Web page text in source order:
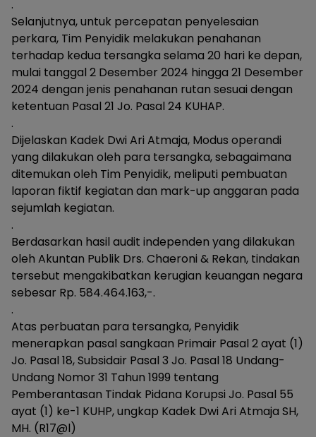
.
Selanjutnya, untuk percepatan penyelesaian
perkara, Tim Penyidik melakukan penahanan
terhadap kedua tersangka selama 20 hari ke depan,
mulai tanggal 2 Desember 2024 hingga 21 Desember
2024 dengan jenis penahanan rutan sesuai dengan
ketentuan Pasal 21 Jo. Pasal 24 KUHAP.
.
Dijelaskan Kadek Dwi Ari Atmaja, Modus operandi
yang dilakukan oleh para tersangka, sebagaimana
ditemukan oleh Tim Penyidik, meliputi pembuatan
laporan fiktif kegiatan dan mark-up anggaran pada
sejumlah kegiatan.
.
Berdasarkan hasil audit independen yang dilakukan
oleh Akuntan Publik Drs. Chaeroni & Rekan, tindakan
tersebut mengakibatkan kerugian keuangan negara
sebesar Rp. 584.464.163,-.
.
Atas perbuatan para tersangka, Penyidik
menerapkan pasal sangkaan Primair Pasal 2 ayat (1)
Jo. Pasal 18, Subsidair Pasal 3 Jo. Pasal 18 Undang-
Undang Nomor 31 Tahun 1999 tentang
Pemberantasan Tindak Pidana Korupsi Jo. Pasal 55
ayat (1) ke-1 KUHP, ungkap Kadek Dwi Ari Atmaja SH,
MH. (R17@l)